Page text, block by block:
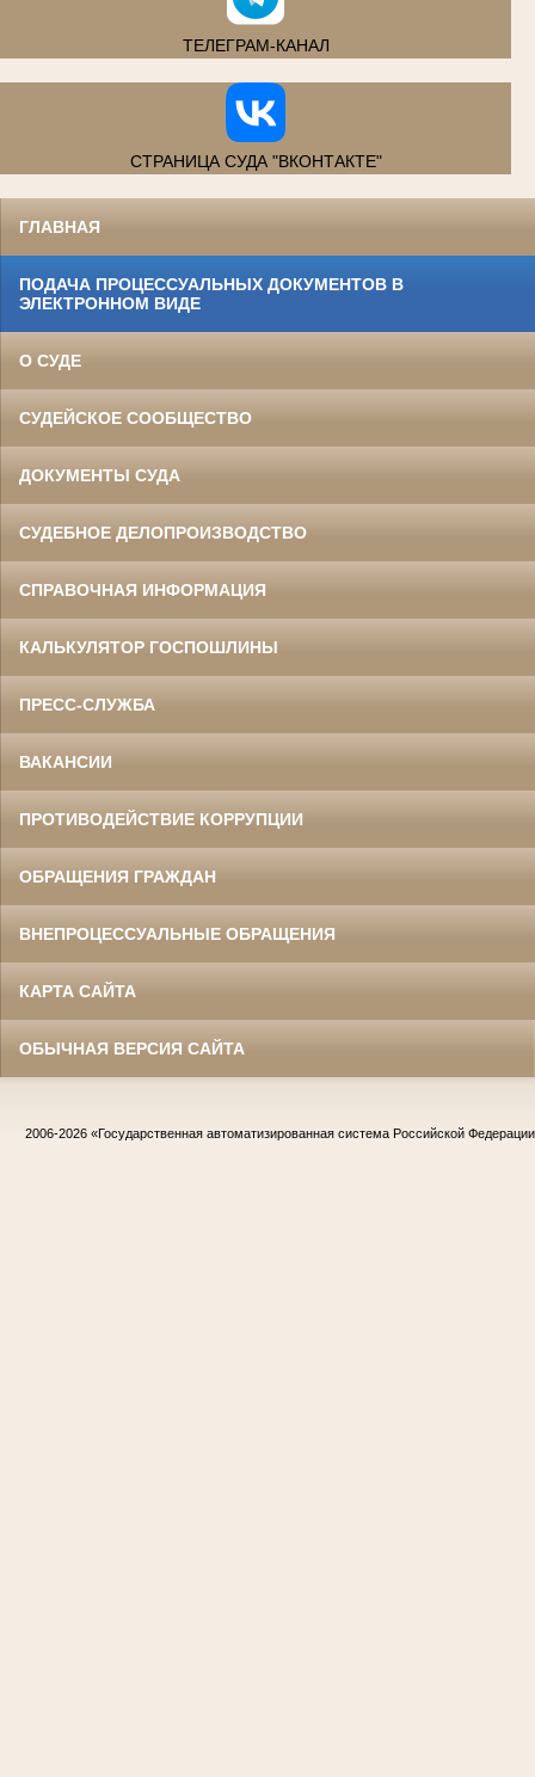
ТЕЛЕГРАМ-КАНАЛ
СТРАНИЦА СУДА "ВКОНТАКТЕ"
ГЛАВНАЯ
ПОДАЧА ПРОЦЕССУАЛЬНЫХ ДОКУМЕНТОВ В
ЭЛЕКТРОННОМ ВИДЕ
О СУДЕ
СУДЕЙСКОЕ СООБЩЕСТВО
ДОКУМЕНТЫ СУДА
СУДЕБНОЕ ДЕЛОПРОИЗВОДСТВО
СПРАВОЧНАЯ ИНФОРМАЦИЯ
КАЛЬКУЛЯТОР ГОСПОШЛИНЫ
ПРЕСС-СЛУЖБА
ВАКАНСИИ
ПРОТИВОДЕЙСТВИЕ КОРРУПЦИИ
ОБРАЩЕНИЯ ГРАЖДАН
ВНЕПРОЦЕССУАЛЬНЫЕ ОБРАЩЕНИЯ
КАРТА САЙТА
ОБЫЧНАЯ ВЕРСИЯ САЙТА
2006-2026 «Государственная автоматизированная система Российской